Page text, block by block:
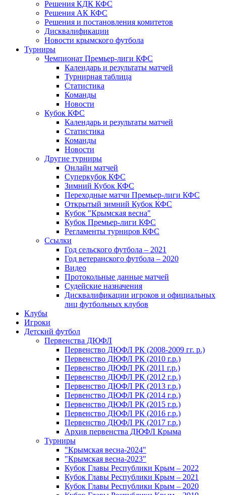
Решения КДК КФС
Решения АК КФС
Решения и постановления комитетов
Дисквалификации
Новости крымского футбола
Турниры
Чемпионат Премьер-лиги КФС
Календарь и результаты матчей
Турнирная таблица
Статистика
Команды
Новости
Кубок КФС
Календарь и результаты матчей
Статистика
Команды
Новости
Другие турниры
Онлайн матчей
Суперкубок КФС
Зимний Кубок КФС
Переходные матчи Премьер-лиги КФС
Открытый зимний Кубок КФС
Кубок "Крымская весна"
Кубок Премьер-лиги КФС
Регламенты турниров КФС
Ссылки
Год сельского футбола – 2021
Год ветеранского футбола – 2020
Видео
Протокольные данные матчей
Судейские назначения
Дисквалификации игроков и официальных
лиц футбольных клубов
Клубы
Игроки
Детский футбол
Первенства ДЮФЛ
Первенство ДЮФЛ РК (2008-2009 гг. р.)
Первенство ДЮФЛ РК (2010 г.р.)
Первенство ДЮФЛ РК (2011 г.р.)
Первенство ДЮФЛ РК (2012 г.р.)
Первенство ДЮФЛ РК (2013 г.р.)
Первенство ДЮФЛ РК (2014 г.р.)
Первенство ДЮФЛ РК (2015 г.р.)
Первенство ДЮФЛ РК (2016 г.р.)
Первенство ДЮФЛ РК (2017 г.р.)
Архив первенства ДЮФЛ Крыма
Турниры
"Крымская весна-2024"
"Крымская весна-2023"
Кубок Главы Республики Крым – 2022
Кубок Главы Республики Крым – 2021
Кубок Главы Республики Крым – 2020